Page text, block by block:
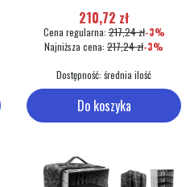
Do koszyka
Cena promocyjna
210,72 zł
Cena regularna: 217,24 zł-3%
Najniższa cena: 217,24 zł-3%
Dostępność: średnia ilość